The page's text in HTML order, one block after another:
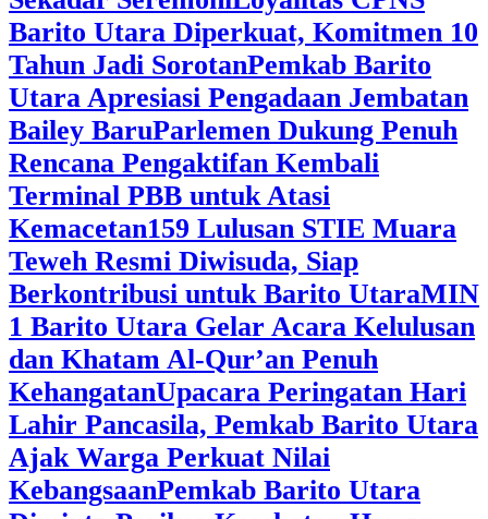
Barito Utara Diperkuat, Komitmen 10
Tahun Jadi SorotanPemkab Barito
Utara Apresiasi Pengadaan Jembatan
Bailey BaruParlemen Dukung Penuh
Rencana Pengaktifan Kembali
Terminal PBB untuk Atasi
Kemacetan159 Lulusan STIE Muara
Teweh Resmi Diwisuda, Siap
Berkontribusi untuk Barito UtaraMIN
1 Barito Utara Gelar Acara Kelulusan
dan Khatam Al-Qur’an Penuh
KehangatanUpacara Peringatan Hari
Lahir Pancasila, Pemkab Barito Utara
Ajak Warga Perkuat Nilai
KebangsaanPemkab Barito Utara